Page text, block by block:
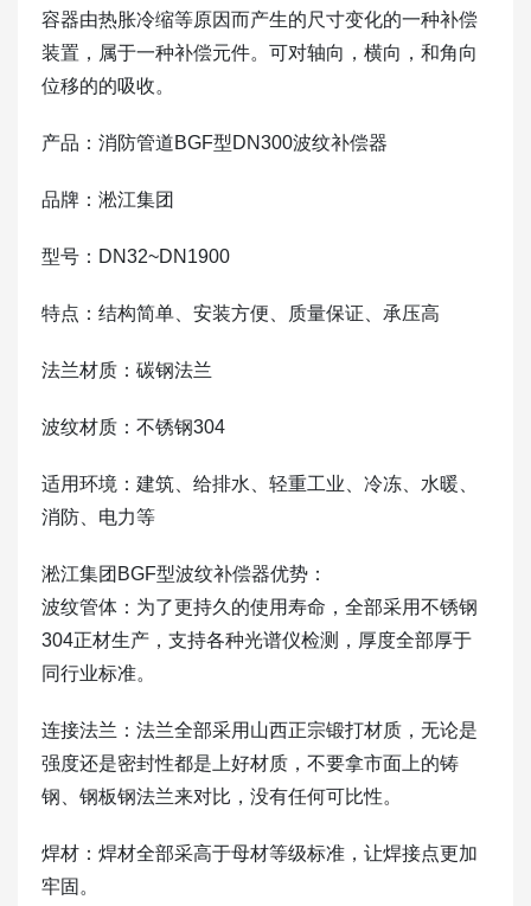
容器由热胀冷缩等原因而产生的尺寸变化的一种补偿
装置，属于一种补偿元件。可对轴向，横向，和角向
位移的的吸收。
产品：消防管道BGF型DN300波纹补偿器
品牌：淞江集团
型号：DN32~DN1900
特点：结构简单、安装方便、质量保证、承压高
法兰材质：碳钢法兰
波纹材质：不锈钢304
适用环境：建筑、给排水、轻重工业、冷冻、水暖、
消防、电力等
淞江集团BGF型波纹补偿器优势：
波纹管体：为了更持久的使用寿命，全部采用不锈钢
304正材生产，支持各种光谱仪检测，厚度全部厚于
同行业标准。
连接法兰：法兰全部采用山西正宗锻打材质，无论是
强度还是密封性都是上好材质，不要拿市面上的铸
钢、钢板钢法兰来对比，没有任何可比性。
焊材：焊材全部采高于母材等级标准，让焊接点更加
牢固。